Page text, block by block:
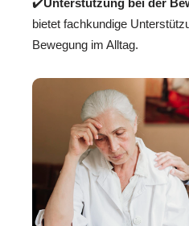
bietet fachkundige
Bewegung im Alltag.